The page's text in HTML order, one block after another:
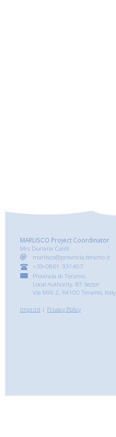
MARLISCO Project Coordinator
Mrs Doriana Calilli
marlisco@provincia.teramo.it
+39-0861-331407
Provincia di Teramo,
Local Authority, B7 Sector
Via Milli 2, 64100 Teramo, Italy
Imprint | Privacy Policy